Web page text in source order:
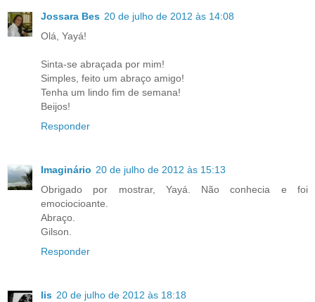
Jossara Bes 20 de julho de 2012 às 14:08
Olá, Yayá!
Sinta-se abraçada por mim!
Simples, feito um abraço amigo!
Tenha um lindo fim de semana!
Beijos!
Responder
Imaginário 20 de julho de 2012 às 15:13
Obrigado por mostrar, Yayá. Não conhecia e foi
emociocioante.
Abraço.
Gilson.
Responder
lis 20 de julho de 2012 às 18:18